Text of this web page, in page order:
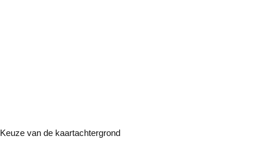
Keuze van de kaartachtergrond